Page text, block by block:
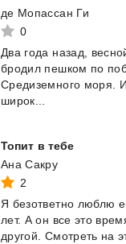
де Мопассан Ги
0
Два года назад,
бродил пешком по
Средиземного моря.
широк...
Топит в тебе
Ана Сакру
2
Я безответно люблю
лет. А он все это
другой. Смотреть на